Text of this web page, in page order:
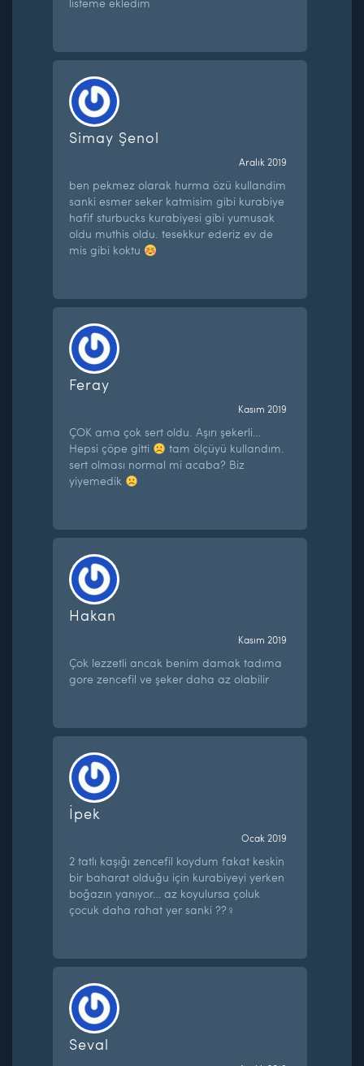
listeme ekledim
Simay Şenol
Aralık 2019
ben pekmez olarak hurma özü kullandim
sanki esmer seker katmisim gibi kurabiye
hafif sturbucks kurabiyesi gibi yumusak
oldu muthis oldu. tesekkur ederiz ev de
mis gibi koktu
Feray
Kasım 2019
ÇOK ama çok sert oldu. Aşırı şekerli…
Hepsi çöpe gitti
tam ölçüyü kullandım.
sert olması normal mi acaba? Biz
yiyemedik
Hakan
Kasım 2019
Çok lezzetli ancak benim damak tadıma
gore zencefil ve şeker daha az olabilir
İpek
Ocak 2019
2 tatlı kaşığı zencefil koydum fakat keskin
bir baharat olduğu için kurabiyeyi yerken
boğazın yanıyor… az koyulursa çoluk
çocuk daha rahat yer sanki ??‍♀️
Seval